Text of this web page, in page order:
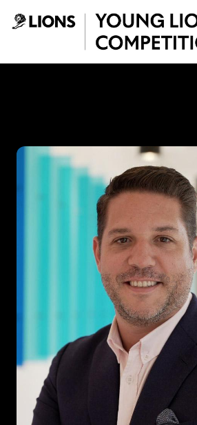
Saltar al contenido principal
Inscribir
Boletería